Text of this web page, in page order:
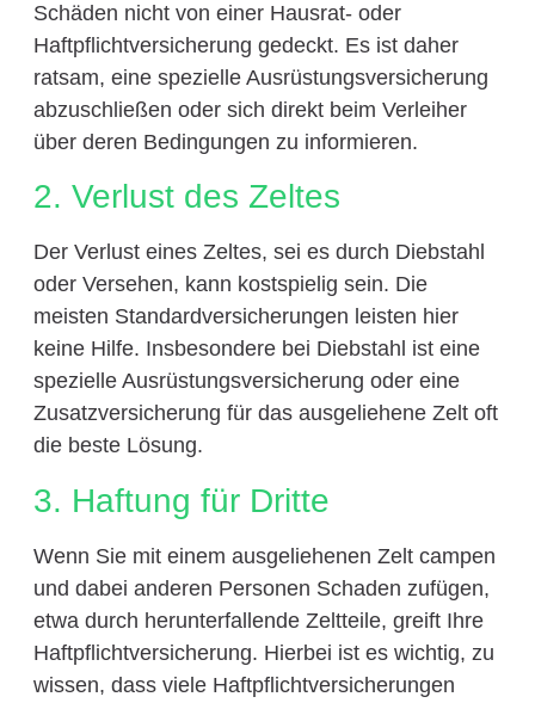
Schäden nicht von einer Hausrat- oder
Haftpflichtversicherung gedeckt. Es ist daher
ratsam, eine spezielle Ausrüstungsversicherung
abzuschließen oder sich direkt beim Verleiher
über deren Bedingungen zu informieren.
2. Verlust des Zeltes
Der Verlust eines Zeltes, sei es durch Diebstahl
oder Versehen, kann kostspielig sein. Die
meisten Standardversicherungen leisten hier
keine Hilfe. Insbesondere bei Diebstahl ist eine
spezielle Ausrüstungsversicherung oder eine
Zusatzversicherung für das ausgeliehene Zelt oft
die beste Lösung.
3. Haftung für Dritte
Wenn Sie mit einem ausgeliehenen Zelt campen
und dabei anderen Personen Schaden zufügen,
etwa durch herunterfallende Zeltteile, greift Ihre
Haftpflichtversicherung. Hierbei ist es wichtig, zu
wissen, dass viele Haftpflichtversicherungen